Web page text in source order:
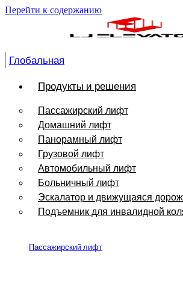
Перейти к содержанию
Глобальная
Продукты и решения
Пассажирский лифт
Домашний лифт
Панорамный лифт
Грузовой лифт
Автомобильный лифт
Больничный лифт
Эскалатор и движущаяся
Подъемник для инвалидной
Пассажирский лифт